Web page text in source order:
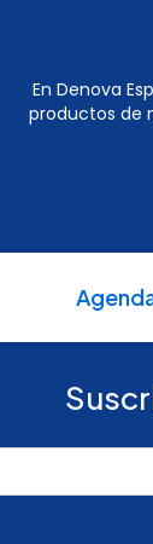
En Denova
productos de